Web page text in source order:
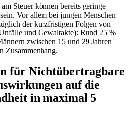
Steuer können bereits geringe
Vor allem bei jungen Menschen
der kurzfristigen Folgen von
und Gewaltakte): Rund 25 %
zwischen 15 und 29 Jahren
Zusammenhang.
für Nichtübertragbare
auf die
in maximal 5